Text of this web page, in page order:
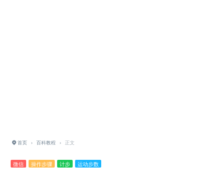
首页 › 百科教程 › 正文
微信 操作步骤 计步 运动步数